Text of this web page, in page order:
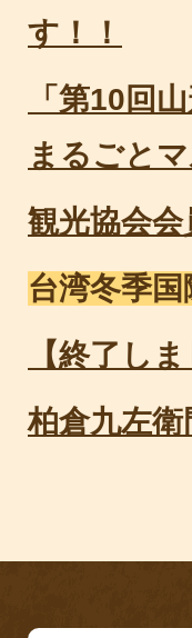
す！！
「第10回
まるごと
観光協会
台湾冬季
【終了し
柏倉九左衛